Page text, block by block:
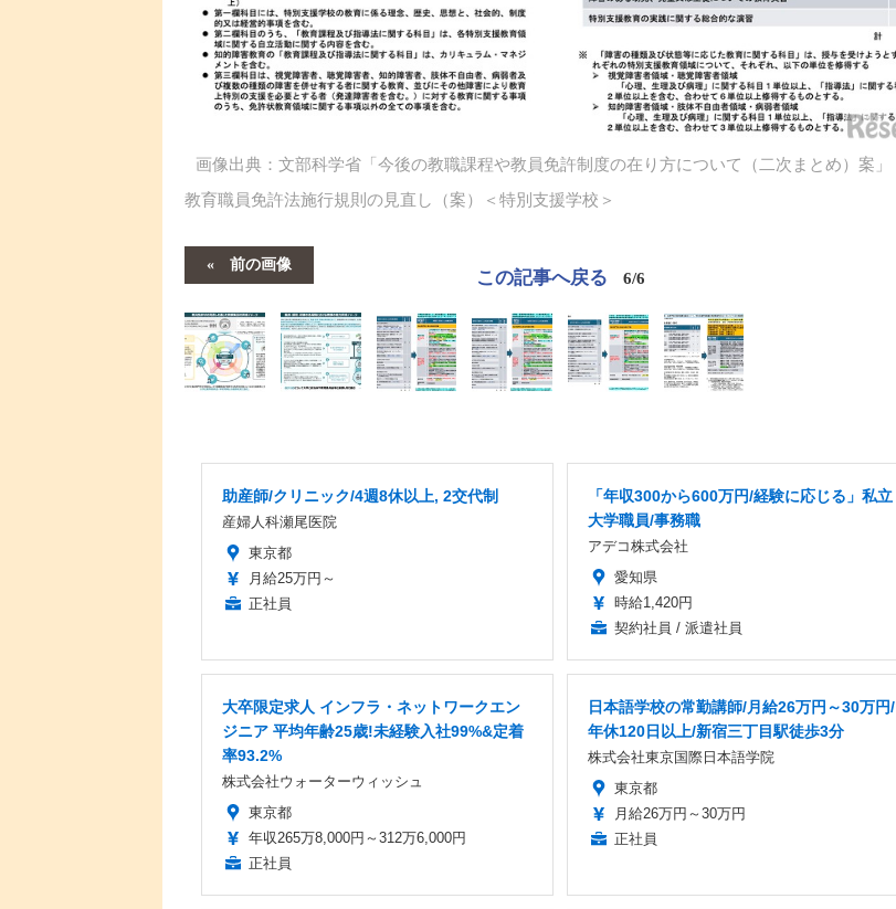
画像出典：文部科学省「今後の教職課程や教員免許制度の在り方について（二次まとめ）案」
教育職員免許法施行規則の見直し（案）＜特別支援学校＞
前の画像
この記事へ戻る 6/6
助産師/クリニック/4週8休以上, 2交代制
産婦人科瀬尾医院
東京都
月給25万円～
正社員
「年収300から600万円/経験に応じる」私立
大学職員/事務職
アデコ株式会社
愛知県
時給1,420円
契約社員 / 派遣社員
大卒限定求人 インフラ・ネットワークエン
ジニア 平均年齢25歳!未経験入社99%&定着
率93.2%
株式会社ウォーターウィッシュ
東京都
年収265万8,000円～312万6,000円
正社員
日本語学校の常勤講師/月給26万円～30万円/
年休120日以上/新宿三丁目駅徒歩3分
株式会社東京国際日本語学院
東京都
月給26万円～30万円
正社員